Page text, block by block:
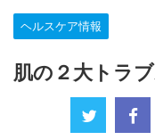
ヘルスケア情報
肌の２大トラ